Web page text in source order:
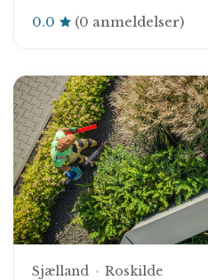
0.0 (0 anmeldelser)
Sjælland Roskilde